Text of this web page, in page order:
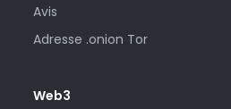
Avis
Adresse .onion Tor
Web3